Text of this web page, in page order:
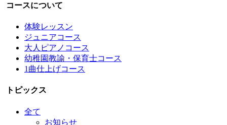
コースについて
体験レッスン
ジュニアコース
大人ピアノコース
幼稚園教諭・保育士コース
1曲仕上げコース
トピックス
全て
お知らせ